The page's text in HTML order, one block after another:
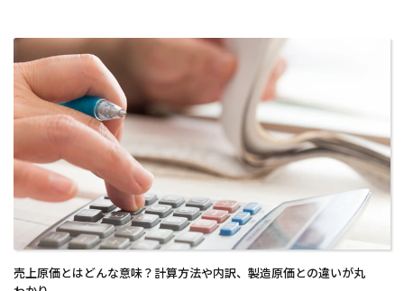
続
き
を
読
む
>
売上原価とはどんな意味？計算方法や内訳、製造原価との違いが丸